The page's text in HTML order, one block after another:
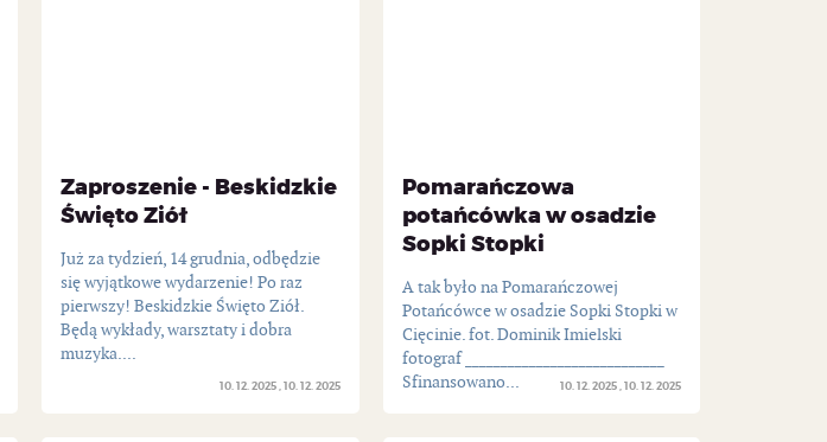
Zaproszenie - Beskidzkie
Święto Ziół
10. 12. 2025 10. 12. 2025
Już za tydzień, 14 grudnia, odbędzie
się wyjątkowe wydarzenie! Po raz
pierwszy! Beskidzkie Święto Ziół.
Będą wykłady, warsztaty i dobra
muzyka....
Pomarańczowa
potańcówka w osadzie
Sopki Stopki
10. 12. 2025 10. 12. 2025
A tak było na Pomarańczowej
Potańcówce w osadzie Sopki Stopki w
Cięcinie. fot. Dominik Imielski
fotograf ____________________________
Sfinansowano...